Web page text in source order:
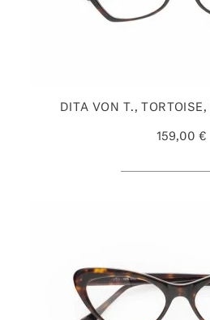
DITA VON T., TORTOISE,
159,00 €